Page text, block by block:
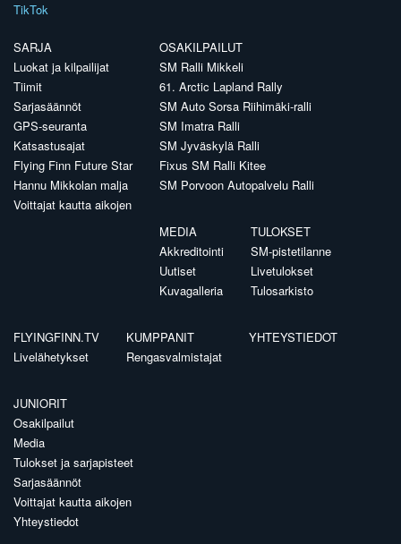
TikTok
SARJA
Luokat ja kilpailijat
Tiimit
Sarjasäännöt
GPS-seuranta
Katsastusajat
Flying Finn Future Star
Hannu Mikkolan malja
Voittajat kautta aikojen
OSAKILPAILUT
SM Ralli Mikkeli
61. Arctic Lapland Rally
SM Auto Sorsa Riihimäki-ralli
SM Imatra Ralli
SM Jyväskylä Ralli
Fixus SM Ralli Kitee
SM Porvoon Autopalvelu Ralli
MEDIA
Akkreditointi
Uutiset
Kuvagalleria
TULOKSET
SM-pistetilanne
Livetulokset
Tulosarkisto
FLYINGFINN.TV
Livelähetykset
KUMPPANIT
Rengasvalmistajat
YHTEYSTIEDOT
JUNIORIT
Osakilpailut
Media
Tulokset ja sarjapisteet
Sarjasäännöt
Voittajat kautta aikojen
Yhteystiedot